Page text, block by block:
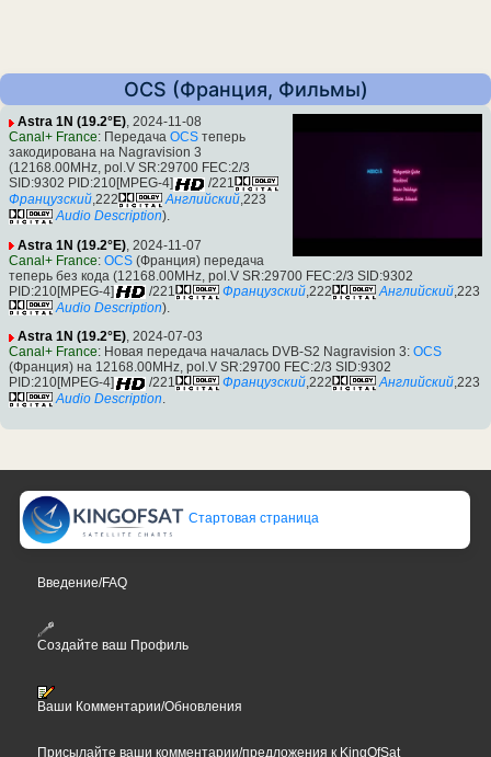
OCS (Франция, Фильмы)
Astra 1N (19.2°E), 2024-11-08
Canal+ France: Передача OCS теперь
закодирована на Nagravision 3
(12168.00MHz, pol.V SR:29700 FEC:2/3
SID:9302 PID:210[MPEG-4]
/221
Французский,222 Английский,223
Audio Description).
Astra 1N (19.2°E) , 2024-11-07
Canal+ France: OCS (Франция) передача
теперь без кода (12168.00MHz, pol.V SR:29700 FEC:2/3 SID:9302
PID:210[MPEG-4]
/221 Французский ,222 Английский ,223
Audio Description).
Astra 1N (19.2°E), 2024-07-03
Canal+ France: Новая передача началась DVB-S2 Nagravision 3: OCS
(Франция) на 12168.00MHz, pol.V SR:29700 FEC:2/3 SID:9302
PID:210[MPEG-4]
/221 Французский,222 Английский,223
Audio Description.
Стартовая страница
Введение/FAQ
Создайте ваш Профиль
Ваши Комментарии/Обновления
Присылайте ваши комментарии/предложения к KingOfSat